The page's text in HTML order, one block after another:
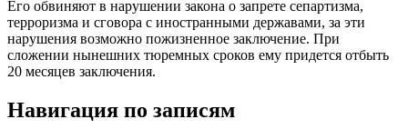
Его обвиняют в нарушении закона о запрете сепартизма,
терроризма и сговора с иностранными державами, за эти
нарушения возможно пожизненное заключение. При
сложении нынешних тюремных сроков ему придется отбыть
20 месяцев заключения.
Навигация по записям